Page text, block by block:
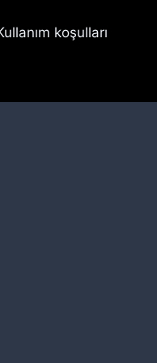
koşulları